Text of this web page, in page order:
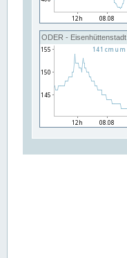
ODER - Eisenhüttenstadt